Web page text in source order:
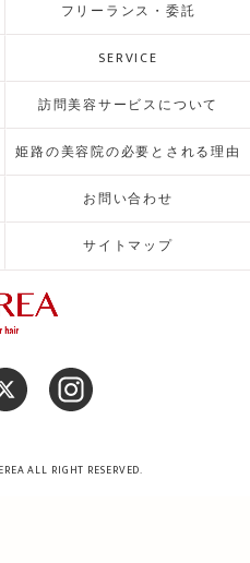
フリーランス・委託
SERVICE
訪問美容サービスについて
姫路の美容院の必要とされる理由
お問い合わせ
サイトマップ
ALL RIGHT RESERVED.